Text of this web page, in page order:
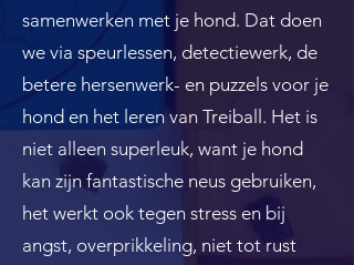
Kijk en bestel in onze online hondenwinkel!!
samenwerken met je hond. Dat doen
we via speurlessen, detectiewerk, de
betere hersenwerk- en puzzels voor je
hond en het leren van Treiball. Het is
niet alleen superleuk, want je hond
kan zijn fantastische neus gebruiken,
het werkt ook tegen stress en bij
angst, overprikkeling, niet tot rust